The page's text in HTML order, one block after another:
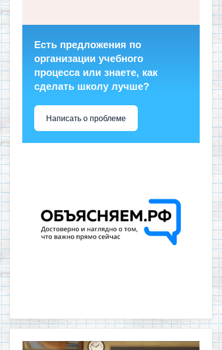
Есть предложения по
организации учебного
процесса или знаете, как
сделать школу лучше?
Написать о проблеме